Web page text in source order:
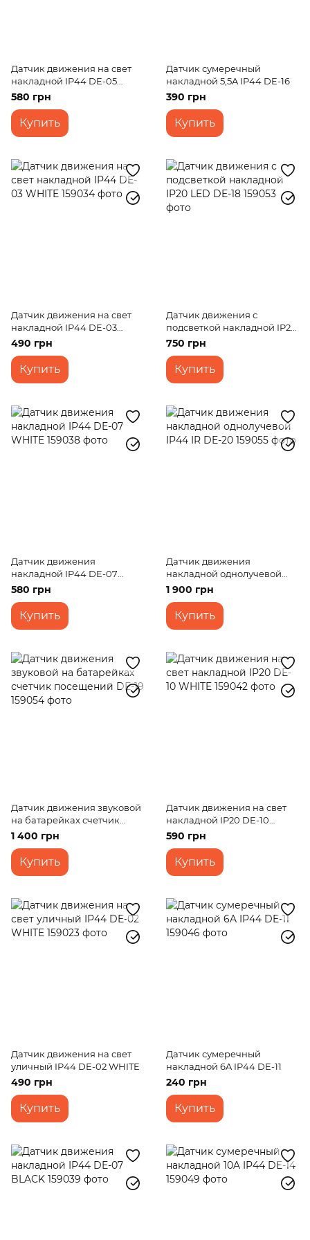
Датчик движения на свет
накладной IP44 DE-05
BLACK
580 грн
Купить
Датчик сумеречный
накладной 5,5A IP44 DE-16
390 грн
Купить
Датчик движения на свет
накладной IP44 DE-03
WHITE
490 грн
Купить
Датчик движения с
подсветкой накладной IP20
LED DE-18
750 грн
Купить
Датчик движения
накладной IP44 DE-07
WHITE
580 грн
Купить
Датчик движения
накладной однолучевой
IP44 IR DE-20
1 900 грн
Купить
Датчик движения звуковой
на батарейках счетчик
посещений DE-19
1 400 грн
Купить
Датчик движения на свет
накладной IP20 DE-10
WHITE
590 грн
Купить
Датчик движения на свет
уличный IP44 DE-02 WHITE
490 грн
Купить
Датчик сумеречный
накладной 6A IP44 DE-11
240 грн
Купить